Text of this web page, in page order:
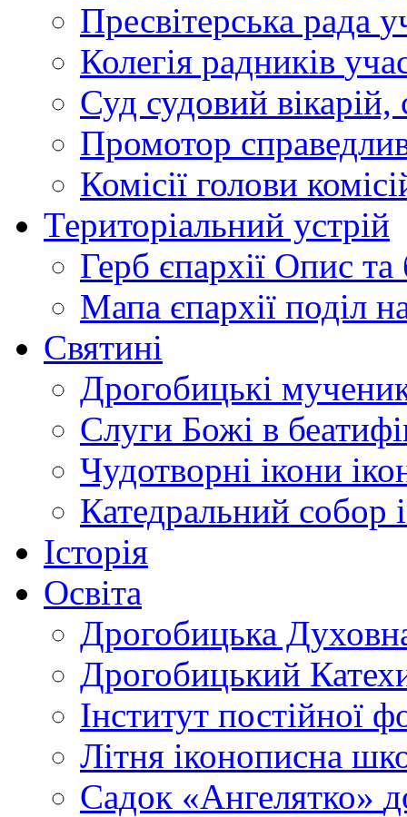
Пресвітерська рада
Колегія радників
Суд судовий вікарій,
Промотор
Комісії голови
Територіальний устрій
Герб єпархії Опис та
Мапа єпархії поділ
Святині
Дрогобицькі
Слуги Божі в
Чудотворні ікони
Катедральний собор
Історія
Освіта
Дрогобицька
Дрогобицький
Інститут постійної
Літня іконописна
Садок «Ангелятко»